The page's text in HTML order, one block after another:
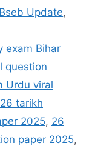
Bseb Update,
exam Bihar
question
Urdu viral
tarikh
2025, 26
paper 2025,